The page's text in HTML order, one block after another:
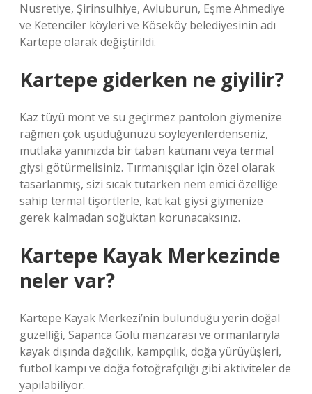
Nusretiye, Şirinsulhiye, Avluburun, Eşme Ahmediye
ve Ketenciler köyleri ve Köseköy belediyesinin adı
Kartepe olarak değiştirildi.
Kartepe giderken ne giyilir?
Kaz tüyü mont ve su geçirmez pantolon giymenize
rağmen çok üşüdüğünüzü söyleyenlerdenseniz,
mutlaka yanınızda bir taban katmanı veya termal
giysi götürmelisiniz. Tırmanışçılar için özel olarak
tasarlanmış, sizi sıcak tutarken nem emici özelliğe
sahip termal tişörtlerle, kat kat giysi giymenize
gerek kalmadan soğuktan korunacaksınız.
Kartepe Kayak Merkezinde
neler var?
Kartepe Kayak Merkezi’nin bulunduğu yerin doğal
güzelliği, Sapanca Gölü manzarası ve ormanlarıyla
kayak dışında dağcılık, kampçılık, doğa yürüyüşleri,
futbol kampı ve doğa fotoğrafçılığı gibi aktiviteler de
yapılabiliyor.